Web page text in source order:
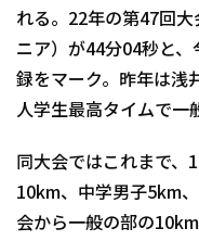
れる。22年の第47回
ニア）が44分04秒と
録をマーク。昨年は浅
人学生最高タイムで一
同大会ではこれまで、
10km、中学男子5km
会から一般の部の